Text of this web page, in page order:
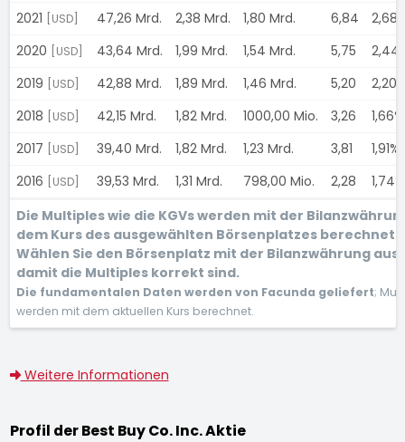
2021 [USD] 47,26 Mrd. 2,38 Mrd. 1,80 Mrd. 6,84
2020
[USD] 43,64 Mrd. 1,99 Mrd. 1,54 Mrd. 5,75
2019
[USD] 42,88 Mrd. 1,89 Mrd. 1,46 Mrd. 5,20
2018
[USD] 42,15 Mrd. 1,82 Mrd. 1000,00 Mio. 3,26
1,66%
2017
[USD] 39,40 Mrd. 1,82 Mrd. 1,23 Mrd. 3,81
1,91%
2016
[USD] 39,53 Mrd. 1,31 Mrd. 798,00 Mio. 2,28
1,74%
Die Multiples wie die KGVs werden mit der
dem Kurs des ausgewählten Börsenplatzes berechnet.
Wählen Sie den Börsenplatz mit der Bilanzwährung aus,
damit die Multiples korrekt sind.
Die fundamentalen Daten werden von Facunda geliefert;
werden mit dem aktuellen Kurs berechnet.
Weitere Informationen
Profil der Best Buy Co. Inc. Aktie